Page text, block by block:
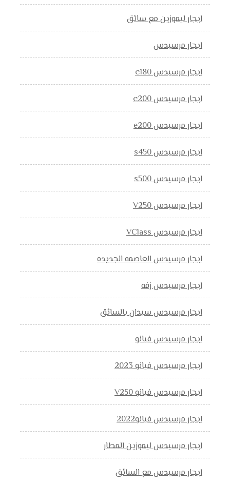
ايجار ليموزين مع سائق
ايجار مرسيدس
ايجار مرسيدس c180
ايجار مرسيدس c200
ايجار مرسيدس e200
ايجار مرسيدس s450
ايجار مرسيدس s500
ايجار مرسيدس V250
ايجار مرسيدس VClass
ايجار مرسيدس العاصمه الجديده
ايجار مرسيدس زفه
ايجار مرسيدس سيدان بالسائق
ايجار مرسيدس فيانو
ايجار مرسيدس فيانو 2023
ايجار مرسيدس فيانو V250
ايجار مرسيدس فيانو2022
ايجار مرسيدس ليموزين المطار
ايجار مرسيدس مع السائق